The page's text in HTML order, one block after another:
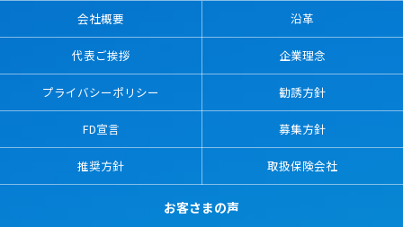
会社概要 沿革
代表ご挨拶 企業理念
プライバシーポリシー 勧誘方針
FD宣言 募集方針
推奨方針 取扱保険会社
お客さまの声